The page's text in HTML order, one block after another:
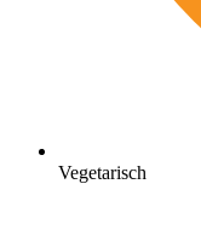
Vegetarisch